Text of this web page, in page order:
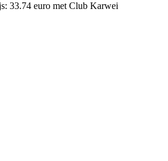
33.74 euro met Club Karwei